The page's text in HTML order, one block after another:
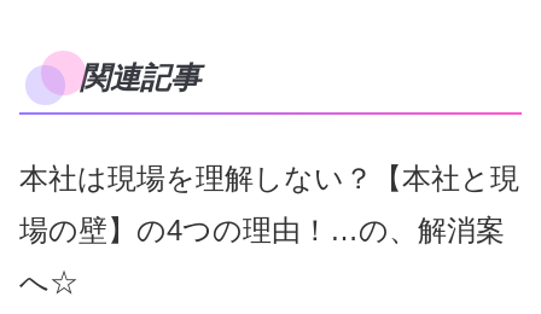
関連記事
本社は現場を理解しない？【本社と現
場の壁】の4つの理由！…の、解消案
へ☆